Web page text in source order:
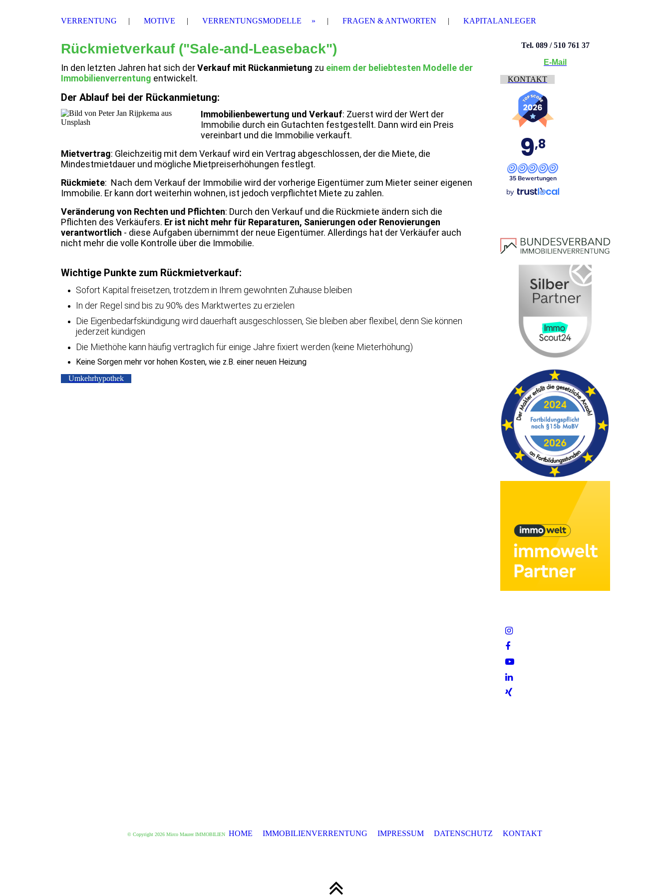
VERRENTUNG MOTIVE VERRENTUNGSMODELLE FRAGEN & ANTWORTEN KAPITALANLEGER
Rückmietverkauf ("Sale-and-Leaseback")
In den letzten Jahren hat sich derVerkauf mit Rückanmietung zu einem der beliebtesten Modelle der
Immobilienverrentung entwickelt.
Der Ablauf bei der Rückanmietung:
Immobilienbewertung und Verkauf: Zuerst wird der Wert der
Immobilie durch ein Gutachten festgestellt. Dann wird ein Preis
vereinbart und die Immobilie verkauft.
Mietvertrag: Gleichzeitig mit dem Verkauf wird ein Vertrag abgeschlossen, der die Miete, die
Mindestmietdauer und mögliche Mietpreiserhöhungen festlegt.
Rückmiete: Nach dem Verkauf der Immobilie wird der vorherige Eigentümer zum Mieter seiner eigenen
Immobilie. Er kann dort weiterhin wohnen, ist jedoch verpflichtet Miete zu zahlen.
Veränderung von Rechten und Pflichten: Durch den Verkauf und die Rückmiete ändern sich die
Pflichten des Verkäufers. Er ist nicht mehr für Reparaturen, Sanierungen oder Renovierungen
verantwortlich - diese Aufgaben übernimmt der neue Eigentümer. Allerdings hat der Verkäufer auch
nicht mehr die volle Kontrolle über die Immobilie.
Wichtige Punkte zum Rückmietverkauf:
Sofort Kapital freisetzen, trotzdem in Ihrem gewohnten Zuhause bleiben
In der Regel sind bis zu 90% des Marktwertes zu erzielen
Die Eigenbedarfskündigung wird dauerhaft ausgeschlossen, Sie bleiben aber flexibel, denn Sie können
jederzeit kündigen
Die Miethöhe kann häufig vertraglich für einige Jahre fixiert werden (keine Mieterhöhung)
Keine Sorgen mehr vor hohen Kosten, wie z.B. einer neuen Heizung
Umkehrhypothek
Tel. 089 / 510 761 37
E-Mail
KONTAKT
© Copyright 2026 Mirco Maurer IMMOBILIEN HOME IMMOBILIENVERRENTUNG IMPRESSUM DATENSCHUTZ KONTAKT